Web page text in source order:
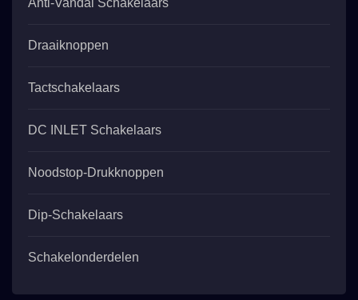
Draaiknoppen
Tactschakelaars
DC INLET Schakelaars
Noodstop-Drukknoppen
Dip-Schakelaars
Schakelonderdelen